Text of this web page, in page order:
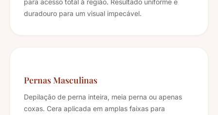
para acesso total à região. Resultado uniforme e
duradouro para um visual impecável.
Pernas Masculinas
Depilação de perna inteira, meia perna ou apenas
coxas. Cera aplicada em amplas faixas para